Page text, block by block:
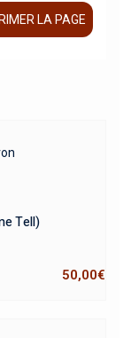
LA PAGE
Tell)
50,00€